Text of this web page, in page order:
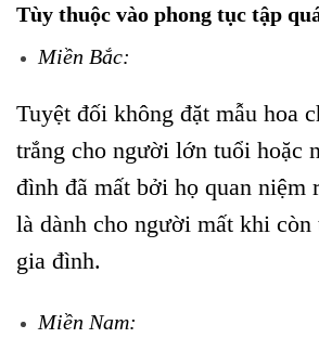
Tùy thuộc vào phong tục tập
Miền Bắc:
Tuyệt đối không đặt mẫu hoa
trắng cho người lớn tuổi hoặc
đình đã mất bởi họ quan niệm
là dành cho người mất khi còn
gia đình.
Miền Nam: